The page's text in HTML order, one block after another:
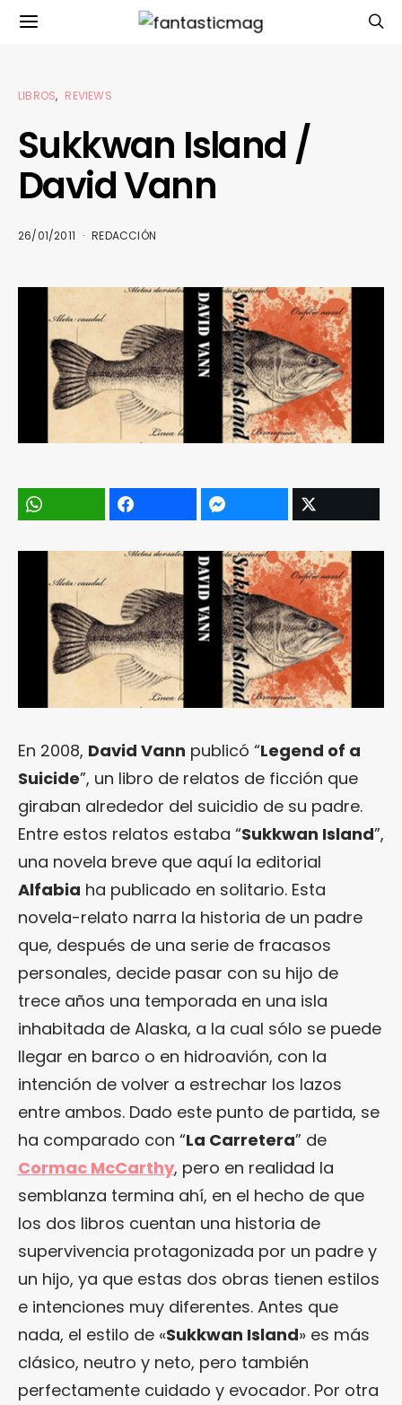
LIBROS REVIEWS
Sukkwan Island /
David Vann
26/01/2011 REDACCIÓN
En 2008, David Vann publicó “Legend of a
Suicide”, un libro de relatos de ficción que
giraban alrededor del suicidio de su padre.
Entre estos relatos estaba “Sukkwan Island”,
una novela breve que aquí la editorial
Alfabia ha publicado en solitario. Esta
novela-relato narra la historia de un padre
que, después de una serie de fracasos
personales, decide pasar con su hijo de
trece años una temporada en una isla
inhabitada de Alaska, a la cual sólo se puede
llegar en barco o en hidroavión, con la
intención de volver a estrechar los lazos
entre ambos. Dado este punto de partida, se
ha comparado con “La Carretera” de
Cormac McCarthy, pero en realidad la
semblanza termina ahí, en el hecho de que
los dos libros cuentan una historia de
supervivencia protagonizada por un padre y
un hijo, ya que estas dos obras tienen estilos
e intenciones muy diferentes. Antes que
nada, el estilo de «Sukkwan Island» es más
clásico, neutro y neto, pero también
perfectamente cuidado y evocador. Por otra